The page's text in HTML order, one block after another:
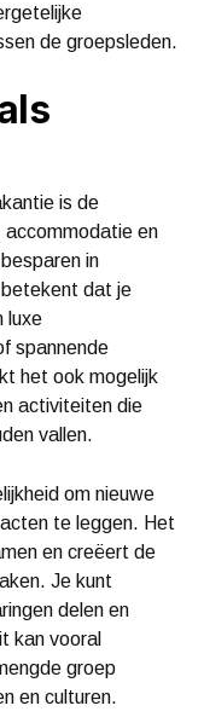
de groepsleden.
is de
accommodatie en
in
betekent dat je
luxe
spannende
het ook mogelijk
activiteiten die
vallen.
om nieuwe
te leggen. Het
en creëert de
Je kunt
delen en
kan vooral
groep
en culturen.